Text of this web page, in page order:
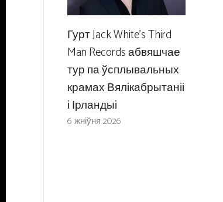
Гурт Jack White’s Third
Man Records абвяшчае
тур па ўсплывальных
крамах Вялікабрытаніі
і Ірландыі
6 жніўня 2026